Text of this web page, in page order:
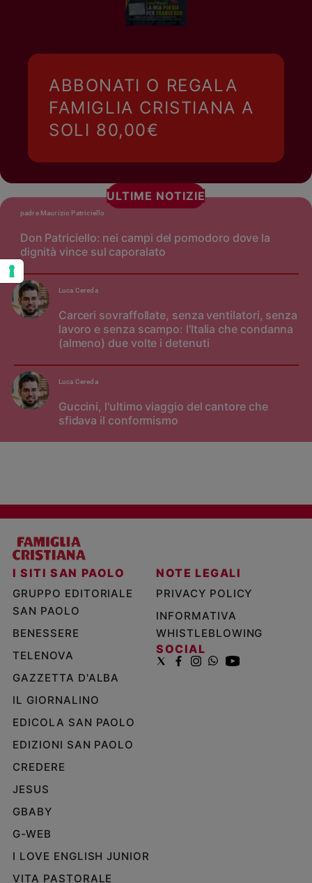
ABBONATI O REGALA
FAMIGLIA CRISTIANA A
SOLI 80,00€
ULTIME NOTIZIE
Don Patriciello: nei campi del pomodoro dove la
dignità vince sul caporalato
padre Maurizio Patriciello
Carceri sovraffollate, senza ventilatori, senza
lavoro e senza scampo: l'Italia che condanna
(almeno) due volte i detenuti
Luca Cereda
Guccini, l'ultimo viaggio del cantore che
sfidava il conformismo
Luca Cereda
I SITI SAN PAOLO
GRUPPO EDITORIALE
SAN PAOLO
BENESSERE
TELENOVA
GAZZETTA D'ALBA
IL GIORNALINO
EDICOLA SAN PAOLO
EDIZIONI SAN PAOLO
CREDERE
JESUS
GBABY
G-WEB
I LOVE ENGLISH JUNIOR
VITA PASTORALE
NOTE LEGALI
PRIVACY POLICY
INFORMATIVA
WHISTLEBLOWING
SOCIAL